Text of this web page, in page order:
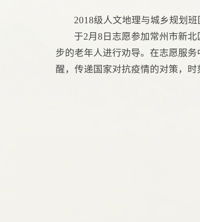
2018级人文地理与城乡规划班
于2月8日志愿参加常州市新
步的老年人进行劝导。在志愿服
醒，传递国家对抗疫情的对策，